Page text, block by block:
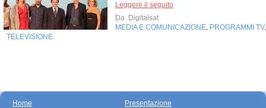
Leggere il seguito
Da Digitalsat
MEDIA E COMUNICAZIONE, PROGRAMMI TV,
TELEVISIONE
Home Presentazione